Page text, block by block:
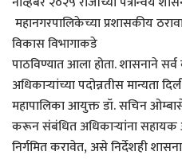
महानगरपालिकेच्या प्रशासकीय
विकास विभागाकडे
पाठविण्यात आला होता. शासनाने
अधिकाऱ्यांच्या पदोन्नतीस मान्यता
महापालिका आयुक्त डॉ. सचिन
करून संबंधित अधिकाऱ्यांना
निर्गमित करावेत, असे निर्देशही